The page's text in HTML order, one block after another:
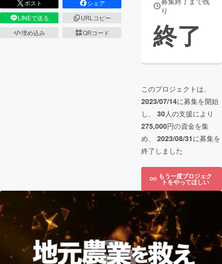
ポスト
シェア
LINEで送る
URLコピー
埋め込み
QRコード
り
終了
このプロジェクトは、
2023/07/14に募集を開始
し、 30人の支援により
275,000円の資金を集
め、 2023/08/31に募集を
終了しました
もう一度プロジェク
トをやってほしい